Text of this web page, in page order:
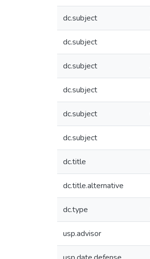
dc.subject
dc.subject
dc.subject
dc.subject
dc.subject
dc.subject
dc.title
dc.title.alternative
dc.type
usp.advisor